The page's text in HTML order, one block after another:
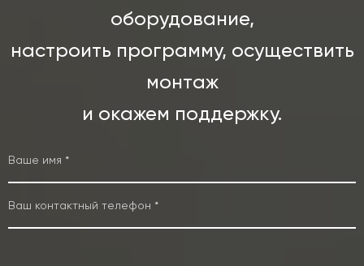
оборудование,
настроить программу, осуществить
монтаж
и окажем поддержку.